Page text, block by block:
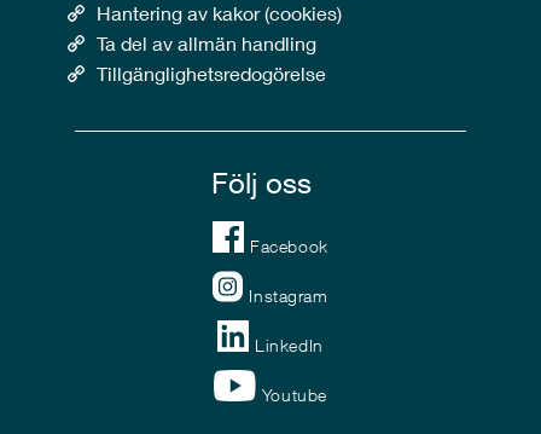
Hantering av kakor (cookies)
Ta del av allmän handling
Tillgänglighetsredogörelse
Följ oss
Facebook
Instagram
LinkedIn
Youtube